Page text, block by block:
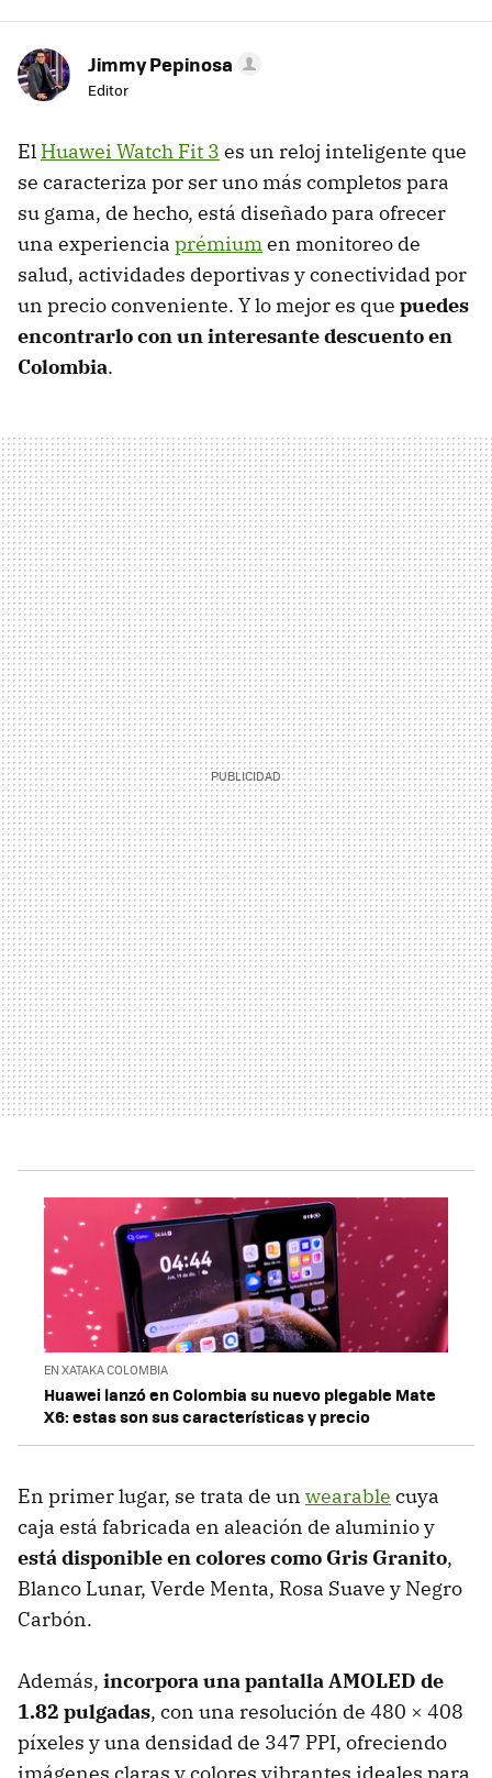
Jimmy Pepinosa
Editor
El Huawei Watch Fit 3 es un reloj inteligente que
se caracteriza por ser uno más completos para
su gama, de hecho, está diseñado para ofrecer
una experiencia prémiumen monitoreo de
salud, actividades deportivas y conectividad por
un precio conveniente. Y lo mejor es que puedes
encontrarlo con un interesante descuento en
Colombia.
EN XATAKA COLOMBIA
Huawei lanzó en Colombia su nuevo plegable Mate
X6: estas son sus características y precio
En primer lugar, se trata de un wearable cuya
caja está fabricada en aleación de aluminio y
está disponible en colores como Gris Granito,
Blanco Lunar, Verde Menta, Rosa Suave y Negro
Carbón.
Además, incorpora una pantalla AMOLED de
1.82 pulgadas, con una resolución de 480 × 408
píxeles y una densidad de 347 PPI, ofreciendo